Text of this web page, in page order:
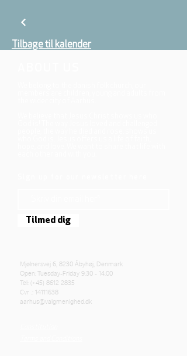
Tilbage til kalender
Tilmed dig
Mjølnersvej 6, 8230 Åbyhøj, Denmark
Open: Tuesday-Friday 9:30 - 14:00
Tel: (+45) 8612 2835
Cvr .: 14111638
aarhus@valgmenighed.dk